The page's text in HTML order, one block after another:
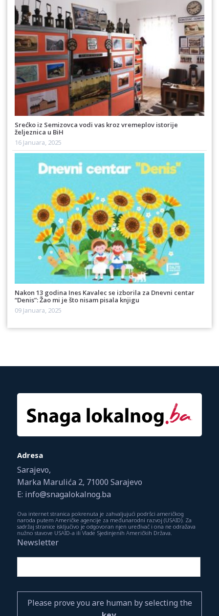
Srećko iz Semizovca vodi vas kroz vremeplov istorije
željeznica u BiH
16 Januara, 2025
Nakon 13 godina Ines Kavalec se izborila za Dnevni centar
“Denis”: Žao mi je što nisam pisala knjigu
09 Januara, 2025
Adresa
Sarajevo,
Marka Marulića 2, 71000 Sarajevo
E: info@snagalokalnog.ba
Ova internet stranica pokrenuta je zahvaljujući podršci američkog
naroda putem Američke agencije za međunarodni razvoj (USAID). Za
sadržaj stranice isključivo je odgovoran njen uređivač i ona ne odražava
nužno stavove USAID-a ili Vlade Sjedinjenih Američkih Država.
Newsletter
Please prove you are human by selecting the